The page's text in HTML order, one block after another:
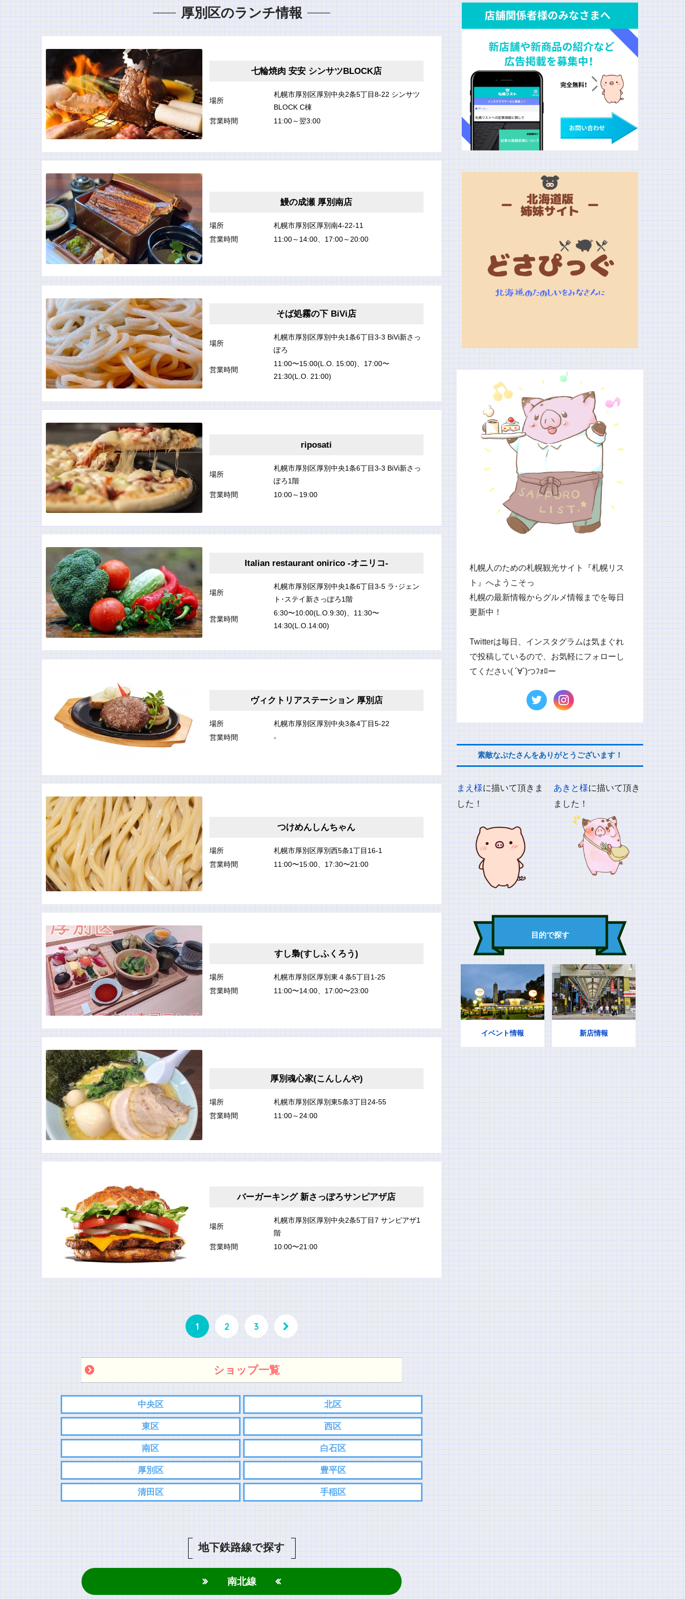
厚別区のランチ情報
七輪焼肉 安安 シンサツBLOCK店
場所
札幌市厚別区厚別中央2条5丁目8-22 シンサツ
BLOCK C棟
営業時間
11:00～翌3:00
鰻の成瀬 厚別南店
場所
札幌市厚別区厚別南4-22-11
営業時間
11:00～14:00、17:00～20:00
そば処霧の下 BiVi店
場所
札幌市厚別区厚別中央1条6丁目3-3 BiVi新さっ
ぽろ
営業時間
11:00〜15:00(L.O. 15:00)、17:00〜
21:30(L.O. 21:00)
riposati
場所
札幌市厚別区厚別中央1条6丁目3-3 BiVi新さっ
ぽろ1階
営業時間
10:00～19:00
Italian restaurant onirico -オニリコ-
場所
札幌市厚別区厚別中央1条6丁目3-5 ラ･ジェン
ト･ステイ新さっぽろ1階
営業時間
6:30〜10:00(L.O.9:30)、11:30〜
14:30(L.O.14:00)
ヴィクトリアステーション 厚別店
場所
札幌市厚別区厚別中央3条4丁目5-22
営業時間
-
つけめんしんちゃん
場所
札幌市厚別区厚別西5条1丁目16-1
営業時間
11:00〜15:00、17:30〜21:00
すし梟(すしふくろう)
場所
札幌市厚別区厚別東４条5丁目1-25
営業時間
11:00〜14:00、17:00〜23:00
厚別魂心家(こんしんや)
場所
札幌市厚別区厚別東5条3丁目24-55
営業時間
11:00～24:00
バーガーキング 新さっぽろサンピアザ店
場所
札幌市厚別区厚別中央2条5丁目7 サンピアザ1
階
営業時間
10:00〜21:00
1 2 3
ショップ一覧
中央区 北区
東区 西区
南区 白石区
厚別区 豊平区
清田区 手稲区
地下鉄路線で探す
南北線
札幌人のための札幌観光サイト『札幌リス
ト』へようこそっ
札幌の最新情報からグルメ情報までを毎日
更新中！
Twitterは毎日、インスタグラムは気まぐれ
で投稿しているので、お気軽にフォローし
てください( ´∀`)つﾌｫﾛー
素敵なぶたさんをありがとうございます！
まえ様に描いて頂きま
した！
あきと様に描いて頂き
ました！
目的で探す
イベント情報 新店情報